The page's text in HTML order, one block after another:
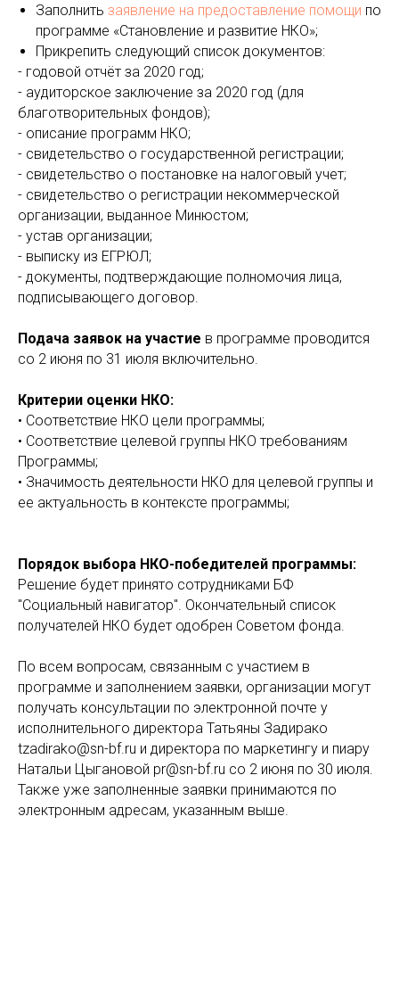
Заполнить заявление на предоставление помощи по
программе «Становление и развитие НКО»;
Прикрепить следующий список документов:
- годовой отчёт за 2020 год;
- аудиторское заключение за 2020 год (для
благотворительных фондов);
- описание программ НКО;
- свидетельство о государственной регистрации;
- свидетельство о постановке на налоговый учет;
- свидетельство о регистрации некоммерческой
организации, выданное Минюстом;
- устав организации;
- выписку из ЕГРЮЛ;
- документы, подтверждающие полномочия лица,
подписывающего договор.
Подача заявок на участие в программе проводится
со 2 июня по 31 июля включительно.
Критерии оценки НКО:
• Соответствие НКО цели программы;
• Соответствие целевой группы НКО требованиям
Программы;
• Значимость деятельности НКО для целевой группы и
ее актуальность в контексте программы;
Порядок выбора НКО-победителей программы:
Решение будет принято сотрудниками БФ
"Социальный навигатор". Окончательный список
получателей НКО будет одобрен Советом фонда.
По всем вопросам, связанным с участием в
программе и заполнением заявки, организации могут
получать консультации по электронной почте у
исполнительного директора Татьяны Задирако
tzadirako@sn-bf.ru и директора по маркетингу и пиару
Натальи Цыгановой pr@sn-bf.ru со 2 июня по 30 июля.
Также уже заполненные заявки принимаются по
электронным адресам, указанным выше.